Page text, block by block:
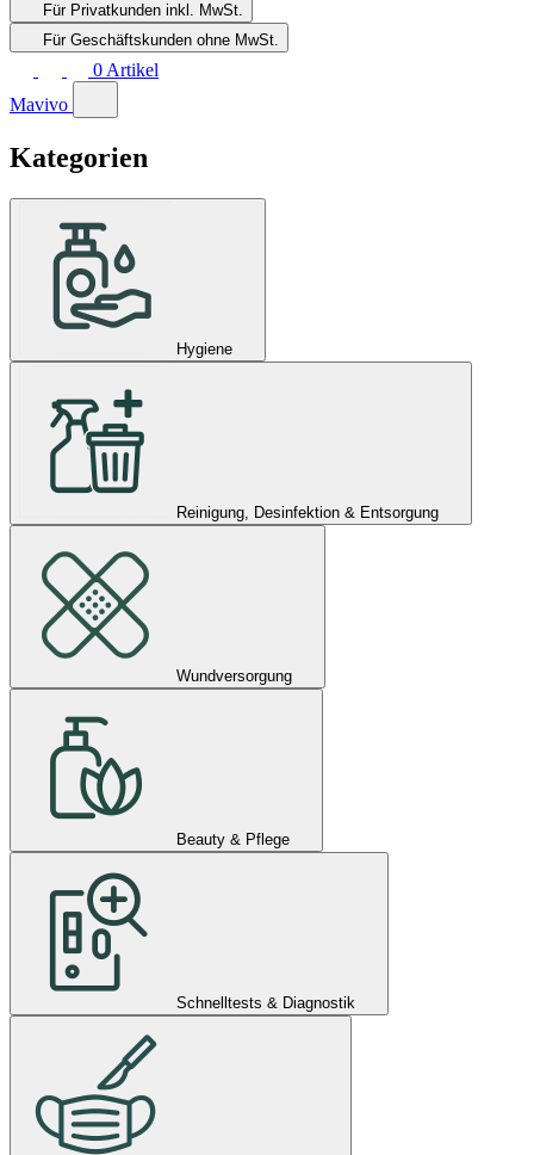
Für Privatkunden inkl. MwSt.
Für Geschäftskunden ohne MwSt.
0 Artikel
Mavivo
Kategorien
Hygiene
Reinigung, Desinfektion & Entsorgung
Wundversorgung
Beauty & Pflege
Schnelltests & Diagnostik